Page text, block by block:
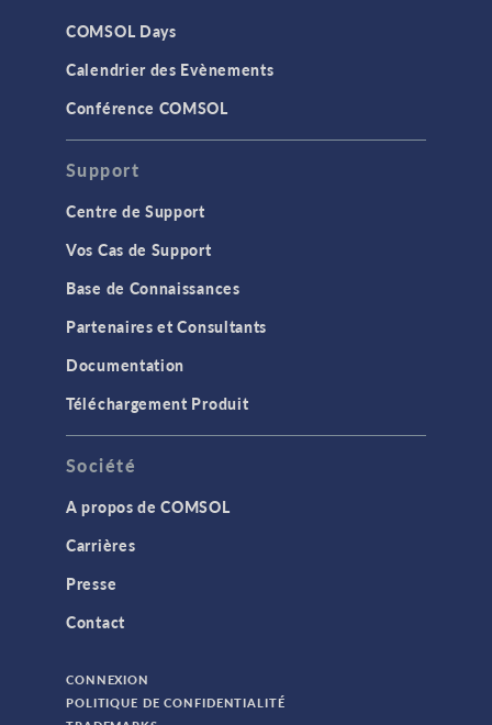
COMSOL Days
Calendrier des Evènements
Conférence COMSOL
Support
Centre de Support
Vos Cas de Support
Base de Connaissances
Partenaires et Consultants
Documentation
Téléchargement Produit
Société
A propos de COMSOL
Carrières
Presse
Contact
CONNEXION
POLITIQUE DE CONFIDENTIALITÉ